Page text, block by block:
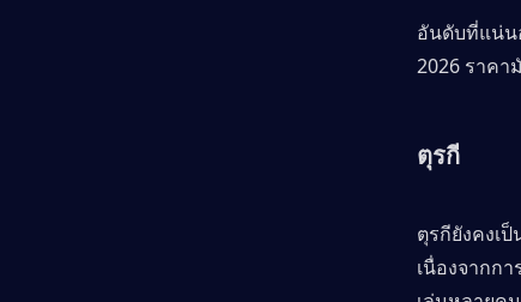
อันดับที่แน่น
2026 ราคา
ตุรกี
ตุรกียังคงเป็
เนื่องจากก